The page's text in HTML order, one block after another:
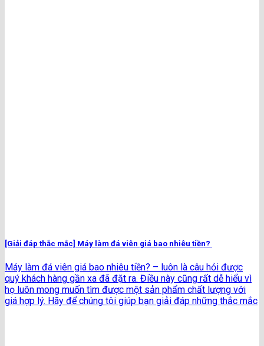
[Giải đáp thắc mắc] Máy làm đá viên giá bao nhiêu tiền?
Máy làm đá viên giá bao nhiêu tiền? – luôn là câu hỏi được
quý khách hàng gần xa đã đặt ra. Điều này cũng rất dễ hiểu vì
họ luôn mong muốn tìm được một sản phẩm chất lượng với
giá hợp lý. Hãy để chúng tôi giúp bạn giải đáp những thắc mắc